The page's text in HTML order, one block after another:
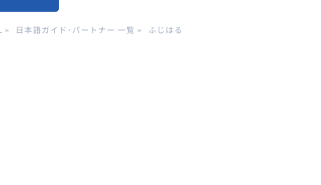
> 日本語ガイド･パートナー 一覧 > ふじはる